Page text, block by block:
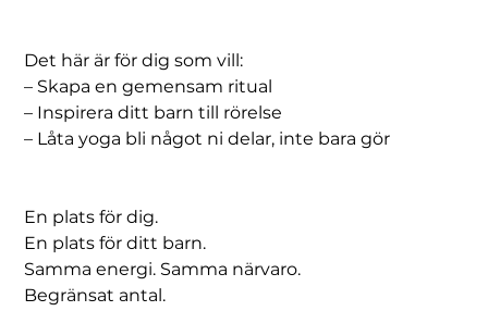
Det här är för dig som vill:
– Skapa en gemensam ritual
– Inspirera ditt barn till rörelse
– Låta yoga bli något ni delar, inte bara gör
En plats för dig.
En plats för ditt barn.
Samma energi. Samma närvaro.
Begränsat antal.